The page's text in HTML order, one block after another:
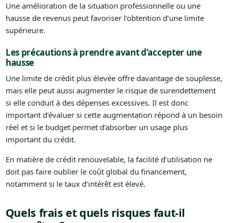
Une amélioration de la situation professionnelle ou une
hausse de revenus peut favoriser l’obtention d’une limite
supérieure.
Les précautions à prendre avant d’accepter une
hausse
Une limite de crédit plus élevée offre davantage de souplesse,
mais elle peut aussi augmenter le risque de surendettement
si elle conduit à des dépenses excessives. Il est donc
important d’évaluer si cette augmentation répond à un besoin
réel et si le budget permet d’absorber un usage plus
important du crédit.
En matière de crédit renouvelable, la facilité d’utilisation ne
doit pas faire oublier le coût global du financement,
notamment si le taux d’intérêt est élevé.
Quels frais et quels risques faut-il